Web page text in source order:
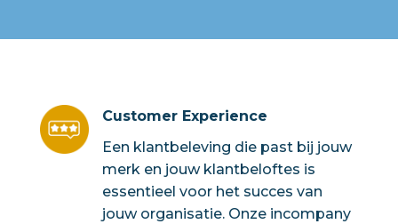
Customer Experience
Een klantbeleving die past bij jouw
merk en jouw klantbeloftes is
essentieel voor het succes van
jouw organisatie. Onze incompany